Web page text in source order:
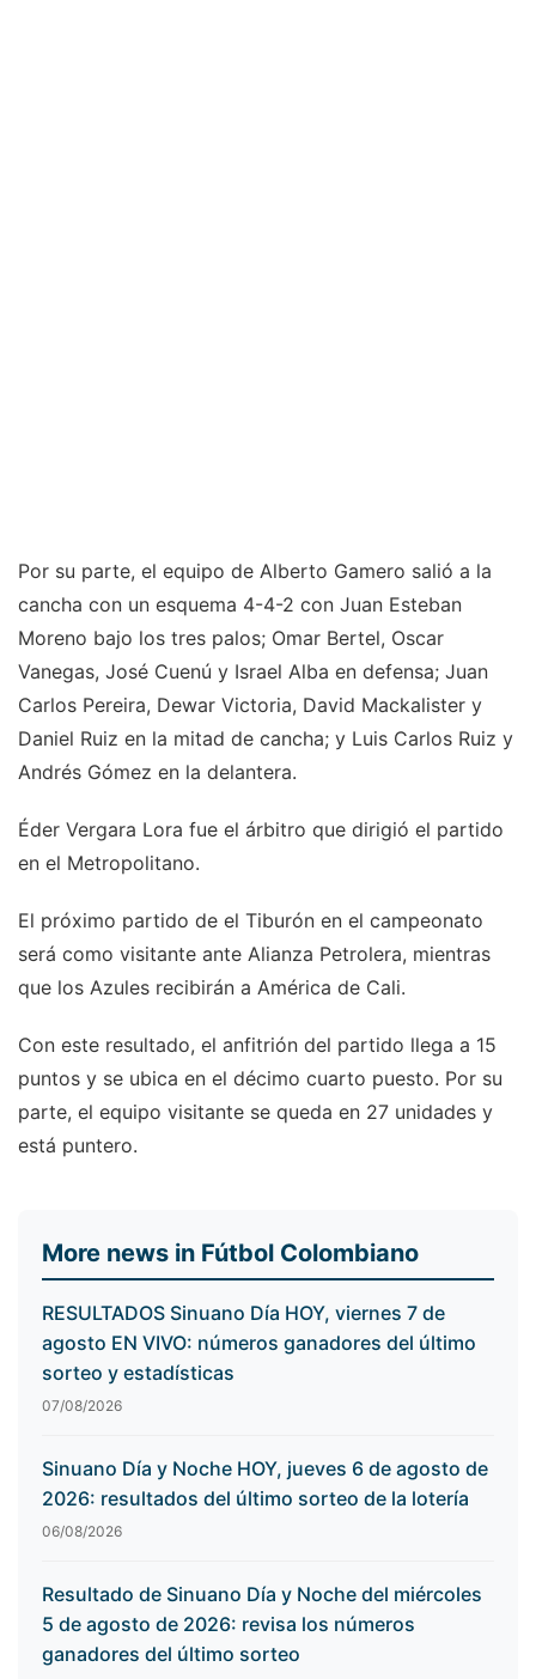
Por su parte, el equipo de Alberto Gamero salió a la
cancha con un esquema 4-4-2 con Juan Esteban
Moreno bajo los tres palos; Omar Bertel, Oscar
Vanegas, José Cuenú y Israel Alba en defensa; Juan
Carlos Pereira, Dewar Victoria, David Mackalister y
Daniel Ruiz en la mitad de cancha; y Luis Carlos Ruiz y
Andrés Gómez en la delantera.
Éder Vergara Lora fue el árbitro que dirigió el partido
en el Metropolitano.
El próximo partido de el Tiburón en el campeonato
será como visitante ante Alianza Petrolera, mientras
que los Azules recibirán a América de Cali.
Con este resultado, el anfitrión del partido llega a 15
puntos y se ubica en el décimo cuarto puesto. Por su
parte, el equipo visitante se queda en 27 unidades y
está puntero.
More news in Fútbol Colombiano
RESULTADOS Sinuano Día HOY, viernes 7 de
agosto EN VIVO: números ganadores del último
sorteo y estadísticas
07/08/2026
Sinuano Día y Noche HOY, jueves 6 de agosto de
2026: resultados del último sorteo de la lotería
06/08/2026
Resultado de Sinuano Día y Noche del miércoles
5 de agosto de 2026: revisa los números
ganadores del último sorteo